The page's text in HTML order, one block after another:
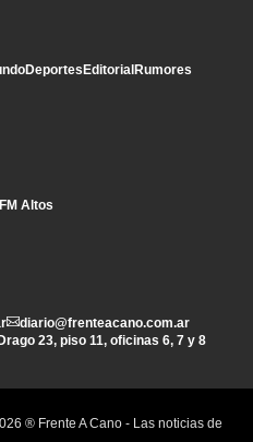
DeportesEditorialRumores
Altos
diario@frenteacano.com.ar
23, piso 11, oficinas 6, 7 y 8
® Frente A Cano - Las noticias de